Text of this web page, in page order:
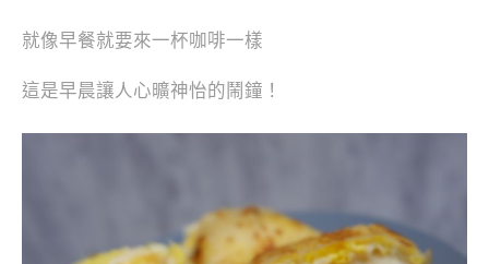
就像早餐就要來一杯咖啡一樣
這是早晨讓人心曠神怡的鬧鐘！